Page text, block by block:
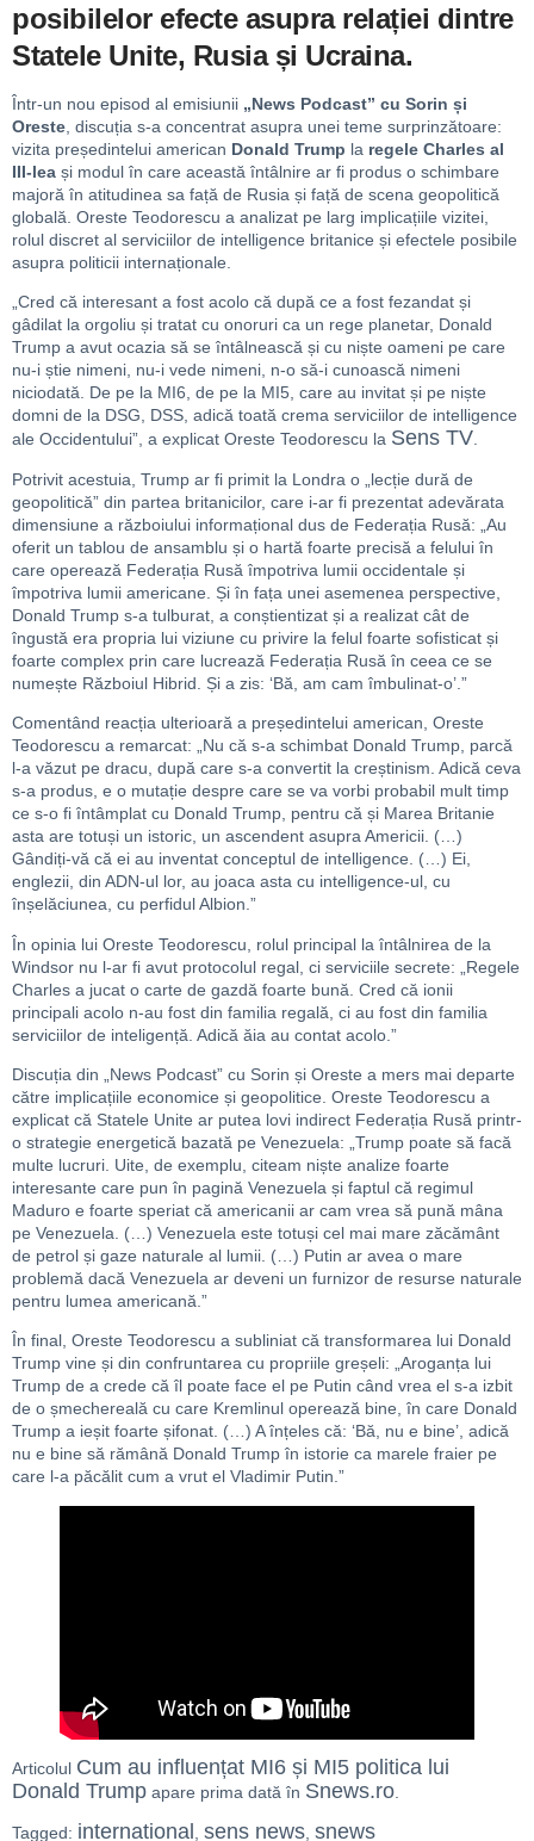
posibilelor efecte asupra relației dintre
Statele Unite, Rusia și Ucraina.
Într-un nou episod al emisiunii „News Podcast” cu Sorin și
Oreste , discuția s-a concentrat asupra unei teme surprinzătoare:
vizita președintelui american Donald Trump la regele Charles al
III-lea și modul în care această întâlnire ar fi produs o schimbare
majoră în atitudinea sa față de Rusia și față de scena geopolitică
globală. Oreste Teodorescu a analizat pe larg implicațiile vizitei,
rolul discret al serviciilor de intelligence britanice și efectele posibile
asupra politicii internaționale.
„Cred că interesant a fost acolo că după ce a fost fezandat și
gâdilat la orgoliu și tratat cu onoruri ca un rege planetar, Donald
Trump a avut ocazia să se întâlnească și cu niște oameni pe care
nu-i știe nimeni, nu-i vede nimeni, n-o să-i cunoască nimeni
niciodată. De pe la MI6, de pe la MI5, care au invitat și pe niște
domni de la DSG, DSS, adică toată crema serviciilor de intelligence
ale Occidentului”, a explicat Oreste Teodorescu la Sens TV.
Potrivit acestuia, Trump ar fi primit la Londra o „lecție dură de
geopolitică” din partea britanicilor, care i-ar fi prezentat adevărata
dimensiune a războiului informațional dus de Federația Rusă: „Au
oferit un tablou de ansamblu și o hartă foarte precisă a felului în
care operează Federația Rusă împotriva lumii occidentale și
împotriva lumii americane. Și în fața unei asemenea perspective,
Donald Trump s-a tulburat, a conștientizat și a realizat cât de
îngustă era propria lui viziune cu privire la felul foarte sofisticat și
foarte complex prin care lucrează Federația Rusă în ceea ce se
numește Războiul Hibrid. Și a zis: ‘Bă, am cam îmbulinat-o’.”
Comentând reacția ulterioară a președintelui american, Oreste
Teodorescu a remarcat: „Nu că s-a schimbat Donald Trump, parcă
l-a văzut pe dracu, după care s-a convertit la creștinism. Adică ceva
s-a produs, e o mutație despre care se va vorbi probabil mult timp
ce s-o fi întâmplat cu Donald Trump, pentru că și Marea Britanie
asta are totuși un istoric, un ascendent asupra Americii. (…)
Gândiți-vă că ei au inventat conceptul de intelligence. (…) Ei,
englezii, din ADN-ul lor, au joaca asta cu intelligence-ul, cu
înșelăciunea, cu perfidul Albion.”
În opinia lui Oreste Teodorescu, rolul principal la întâlnirea de la
Windsor nu l-ar fi avut protocolul regal, ci serviciile secrete: „Regele
Charles a jucat o carte de gazdă foarte bună. Cred că ionii
principali acolo n-au fost din familia regală, ci au fost din familia
serviciilor de inteligență. Adică ăia au contat acolo.”
Discuția din „News Podcast” cu Sorin și Oreste a mers mai departe
către implicațiile economice și geopolitice. Oreste Teodorescu a
explicat că Statele Unite ar putea lovi indirect Federația Rusă printr-
o strategie energetică bazată pe Venezuela: „Trump poate să facă
multe lucruri. Uite, de exemplu, citeam niște analize foarte
interesante care pun în pagină Venezuela și faptul că regimul
Maduro e foarte speriat că americanii ar cam vrea să pună mâna
pe Venezuela. (…) Venezuela este totuși cel mai mare zăcământ
de petrol și gaze naturale al lumii. (…) Putin ar avea o mare
problemă dacă Venezuela ar deveni un furnizor de resurse naturale
pentru lumea americană.”
În final, Oreste Teodorescu a subliniat că transformarea lui Donald
Trump vine și din confruntarea cu propriile greșeli: „Aroganța lui
Trump de a crede că îl poate face el pe Putin când vrea el s-a izbit
de o șmechereală cu care Kremlinul operează bine, în care Donald
Trump a ieșit foarte șifonat. (…) A înțeles că: ‘Bă, nu e bine’, adică
nu e bine să rămână Donald Trump în istorie ca marele fraier pe
care l-a păcălit cum a vrut el Vladimir Putin.”
Articolul Cum au influențat MI6 și MI5 politica lui
Donald Trump apare prima dată în Snews.ro
Tagged: international sens news snews